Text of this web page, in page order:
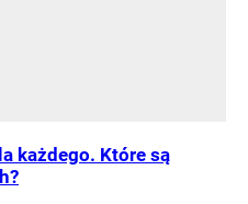
każdego. Które są